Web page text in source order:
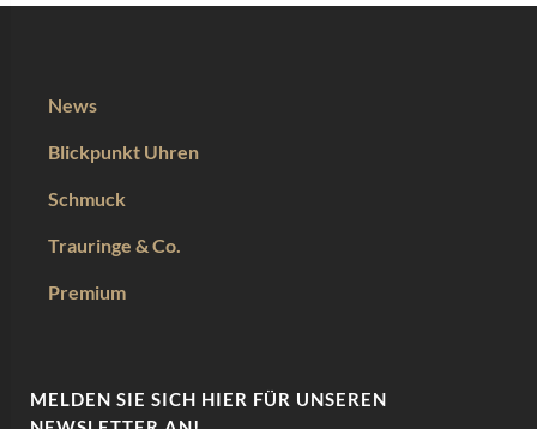
News
Blickpunkt Uhren
Schmuck
Trauringe & Co.
Premium
MELDEN SIE SICH HIER FÜR UNSEREN